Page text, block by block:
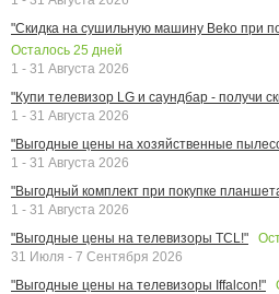
"Скидка на сушильную машину Beko при
Осталось 25 дней
1 - 31 Августа 2026
"Купи телевизор LG и саундбар - получи
1 - 31 Августа 2026
"Выгодные цены на хозяйственные
1 - 31 Августа 2026
"Выгодный комплект при покупке
1 - 31 Августа 2026
"Выгодные цены на телевизоры TCL!"
31 Июля - 7 Сентября 2026
"Выгодные цены на телевизоры Iffalcon!"